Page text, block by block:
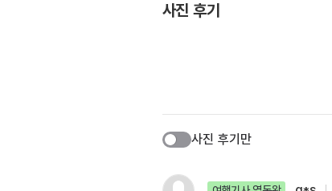
사진 후기
사진 후기만